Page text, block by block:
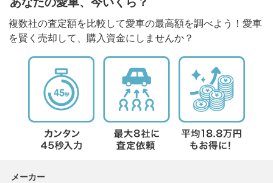
複数社の査定額を比較して愛車の最高額を調べよう！愛車
を賢く売却して、購入資金にしませんか？
メーカー